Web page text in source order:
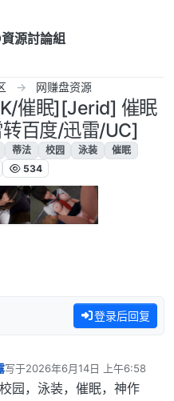
源討論組
网赚盘资源
催眠][Jerid] 催眠
百度/迅雷/UC]
蒂法 校园 泳装
催眠
534
登录后回复
写于2026年6月14日 上午6:58
最后由 编辑
园，泳装，催眠，神作